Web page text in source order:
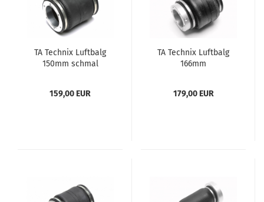
TA Tech­nix Luft­balg
150mm schmal
159,00 EUR
TA Tech­nix Luft­balg
166mm
179,00 EUR